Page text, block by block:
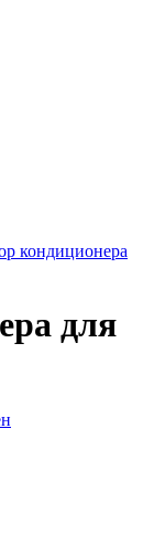
кондиционера
для